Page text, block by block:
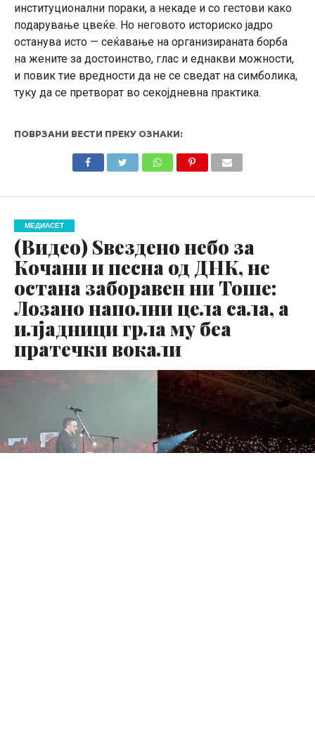
институционални пораки, а некаде и со гестови како
подарување цвеќе. Но неговото историско јадро
останува исто — сеќавање на организираната борба
на жените за достоинство, глас и еднакви можности,
и повик тие вредности да не се сведат на симболика,
туку да се претворат во секојдневна практика.
ПОВРЗАНИ ВЕСТИ ПРЕКУ ОЗНАКИ:
МЕДИАСЕТ
(Видео) Sвездено небо за
Кочани и песна од ДНК, не
остана заборавен ни Тоше:
Лозано наполни цела сала, а
илјадници грла му беа
пратечки вокали